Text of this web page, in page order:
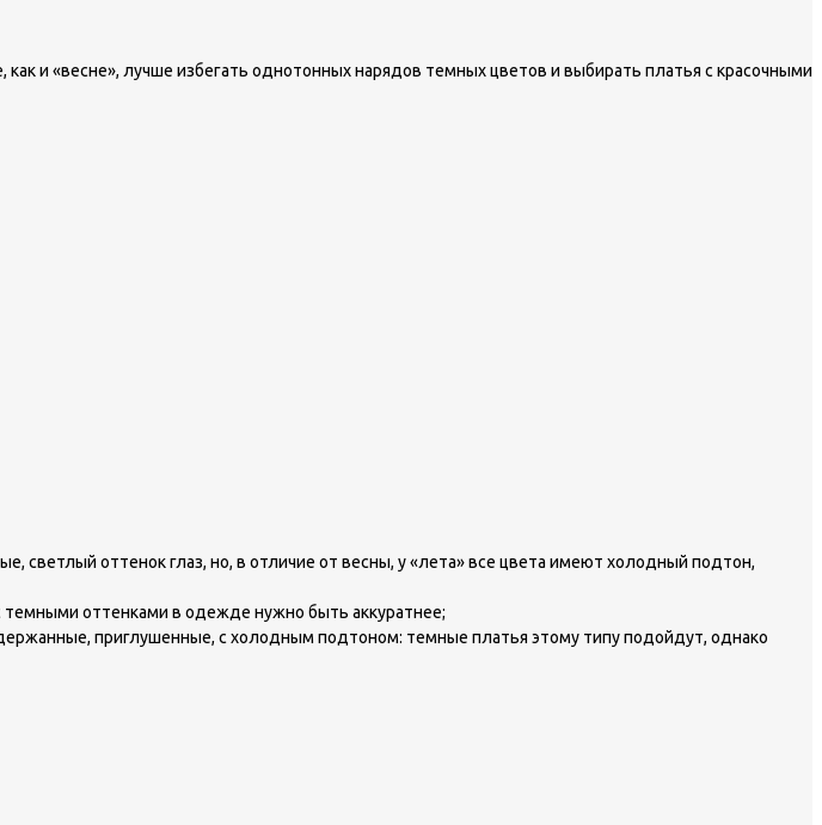
и «весне», лучше избегать однотонных нарядов темных цветов и выбирать платья с красочными
светлый оттенок глаз, но, в отличие от весны, у «лета» все цвета имеют холодный подтон,
темными оттенками в одежде нужно быть аккуратнее;
приглушенные, с холодным подтоном: темные платья этому типу подойдут, однако